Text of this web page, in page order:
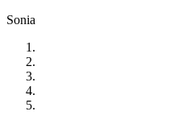
Sonia